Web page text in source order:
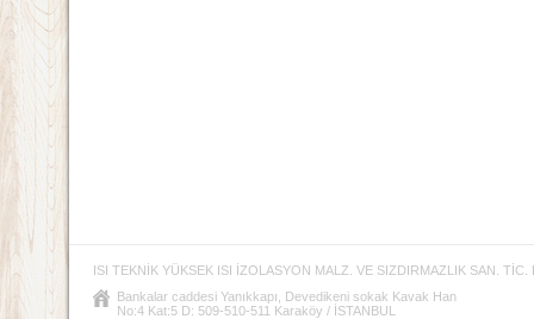
ISI TEKNİK YÜKSEK ISI İZOLASYON MALZ. VE SIZDIRMAZLIK SAN. TİC.
Bankalar caddesi Yanıkkapı, Devedikeni sokak Kavak Han
No:4 Kat:5 D: 509-510-511 Karaköy / İSTANBUL